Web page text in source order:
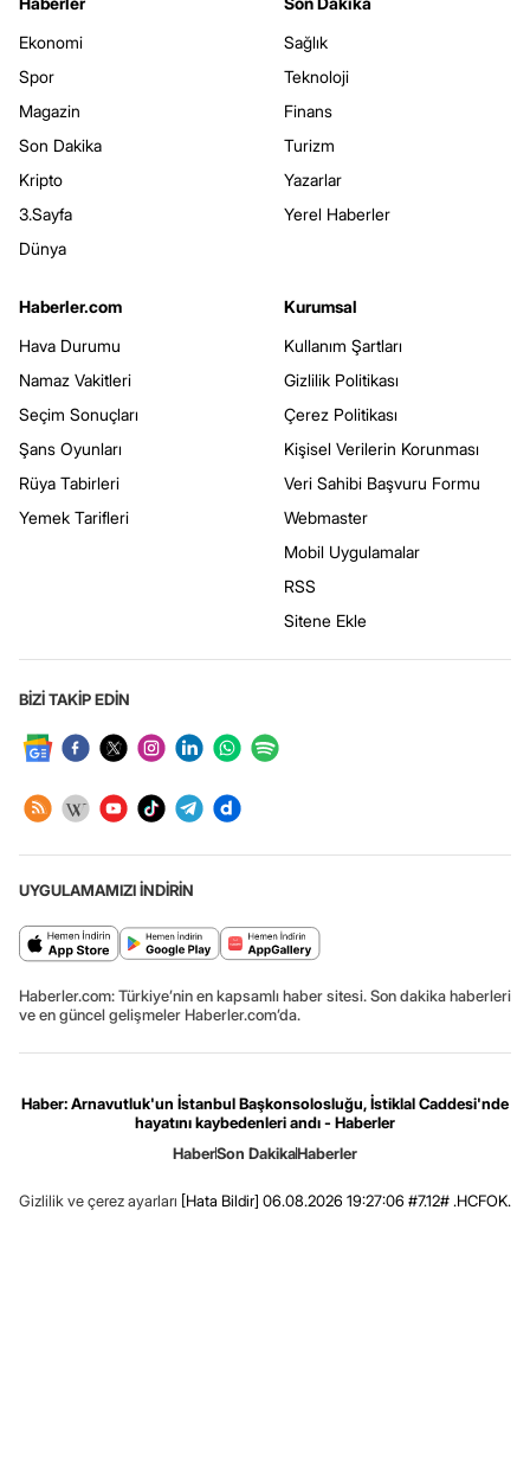
Ekonomi
Spor
Magazin
Son Dakika
Kripto
3.Sayfa
Dünya
Sağlık
Teknoloji
Finans
Turizm
Yazarlar
Yerel Haberler
Haberler.com
Hava Durumu
Namaz Vakitleri
Seçim Sonuçları
Şans Oyunları
Rüya Tabirleri
Yemek Tarifleri
Kurumsal
Kullanım Şartları
Gizlilik Politikası
Çerez Politikası
Kişisel Verilerin Korunması
Veri Sahibi Başvuru Formu
Webmaster
Mobil Uygulamalar
RSS
Sitene Ekle
BİZİ TAKİP EDİN
UYGULAMAMIZI İNDİRİN
Haberler.com: Türkiye’nin en kapsamlı haber sitesi. Son dakika haberleri
ve en güncel gelişmeler Haberler.com’da.
Haber: Arnavutluk'un İstanbul Başkonsolosluğu, İstiklal Caddesi'nde
hayatını kaybedenleri andı - Haberler
HaberSon DakikaHaberler
Gizlilik ve çerez ayarları [Hata Bildir] 06.08.2026 19:27:06 #7.12# .HCFOK.